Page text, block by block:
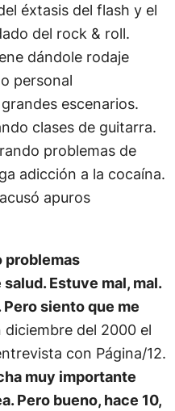
éxtasis del flash y el
del rock & roll.
dándole rodaje
personal
escenarios.
clases de guitarra.
problemas de
adicción a la cocaína.
apuros
problemas
Estuve mal, mal.
Pero siento que me
diciembre del 2000 el
con Página/12.
muy importante
Pero bueno, hace 10,